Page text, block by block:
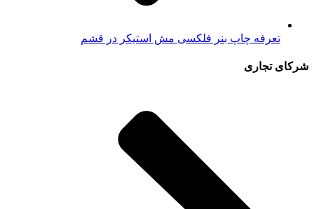
تعرفه چاپ بنر فلکسی مش استیکر در قشم
شرکای تجاری